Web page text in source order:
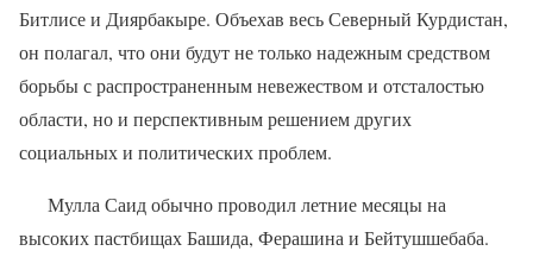
Битлисе и Диярбакыре. Объехав весь Северный Курдистан,
он полагал, что они будут не только надежным средством
борьбы с распространенным невежеством и отсталостью
области, но и перспективным решением других
социальных и политических проблем.
Мулла Саид обычно проводил летние месяцы на
высоких пастбищах Башида, Ферашина и Бейтушшебаба.